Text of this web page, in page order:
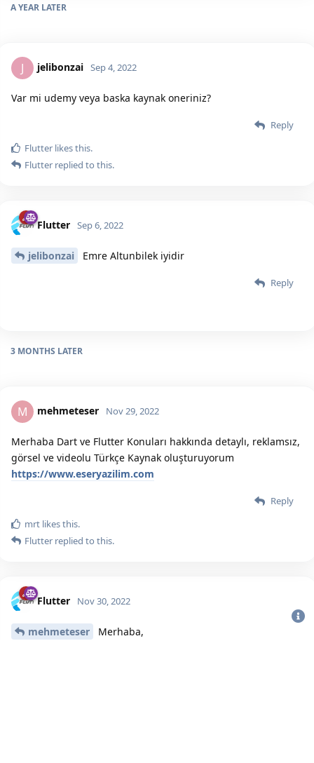
A YEAR LATER
J jelibonzai Sep 4, 2022
Var mi udemy veya baska kaynak oneriniz?
Reply
Flutter likes this.
Flutter replied to this.
Flutter Sep 6, 2022
jelibonzai Emre Altunbilek iyidir
Reply
3 MONTHS LATER
M mehmeteser Nov 29, 2022
Merhaba Dart ve Flutter Konuları hakkında detaylı, reklamsız,
görsel ve videolu Türkçe Kaynak oluşturuyorum
https://www.eseryazilim.com
Reply
mrt likes this.
Flutter replied to this.
Flutter Nov 30, 2022
mehmeteser
Merhaba,